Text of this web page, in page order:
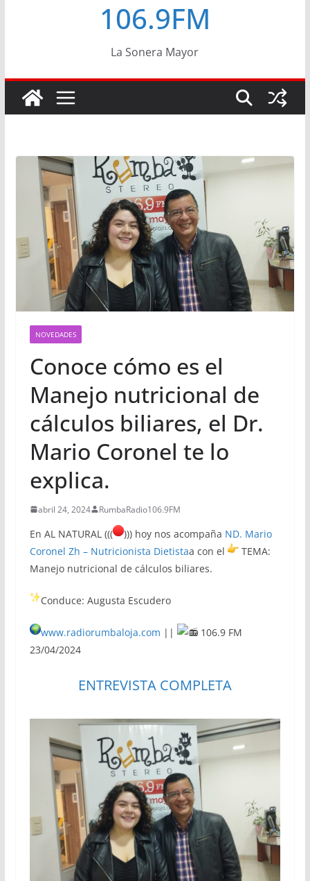
106.9FM
La Sonera Mayor
NOVEDADES
Conoce cómo es el
Manejo nutricional de
cálculos biliares, el Dr.
Mario Coronel te lo
explica.
abril 24, 2024 RumbaRadio106.9FM
En AL NATURAL ((( ))) hoy nos acompaña ND. Mario
Coronel Zh – Nutricionista Dietistaa con el
TEMA:
Manejo nutricional de cálculos biliares.
Conduce: Augusta Escudero
www.radiorumbaloja.com ||
106.9 FM
23/04/2024
ENTREVISTA COMPLETA